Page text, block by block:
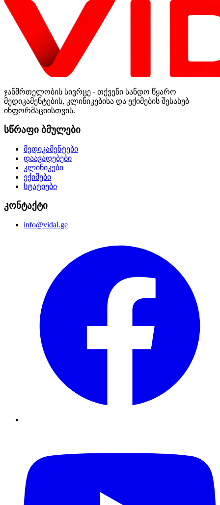
ჯანმრთელობის სივრცე - თქვენი სანდო წყარო
მედიკამენტების, კლინიკებისა და ექიმების შესახებ
ინფორმაციისთვის.
სწრაფი ბმულები
მედიკამენტები
დაავადებები
კლინიკები
ექიმები
სტატიები
კონტაქტი
info@vidal.ge